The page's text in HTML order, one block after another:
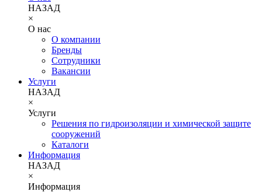
НАЗАД
×
О нас
О компании
Бренды
Сотрудники
Вакансии
Услуги
НАЗАД
×
Услуги
Решения по гидроизоляции и химической защите
сооружений
Каталоги
Информация
НАЗАД
×
Информация